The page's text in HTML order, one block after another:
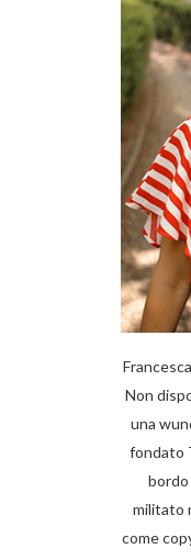
Non
una
fondato
militato
come